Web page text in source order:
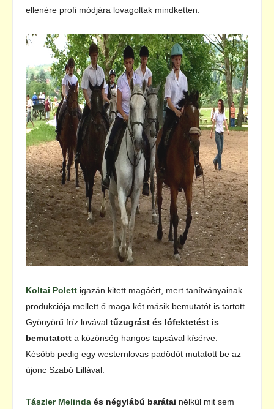
ellenére profi módjára lovagoltak mindketten.
Koltai Polett igazán kitett magáért, mert tanítványainak
produkciója mellett ő maga két másik bemutatót is tartott.
Gyönyörű fríz lovával tűzugrást és lófektetést is
bemutatott a közönség hangos tapsával kísérve.
Később pedig egy westernlovas padödőt mutatott be az
újonc Szabó Lillával.
Tászler Melinda és négylábú barátai nélkül mit sem